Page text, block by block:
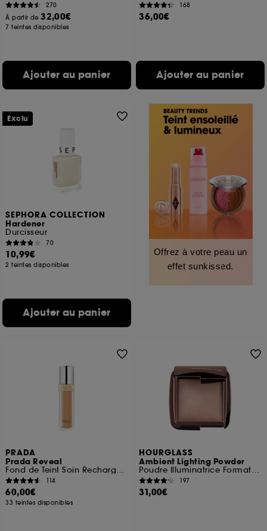
270
À partir de32,00€
7 teintes disponibles
Ajouter au panier
168
36,00€
Ajouter au panier
SEPHORA COLLECTION
Hardener
Durcisseur
70
10,99€
2 teintes disponibles
Ajouter au panier
Exclu
Offrez à votre peau un
effet sunkissed.
PRADA
Prada Reveal
Fond de Teint Soin Rechargeable Tenue 24h Fini Mat Naturel
114
60,00€
33 teintes disponibles
HOURGLASS
Ambient Lighting Powder
Poudre Illuminatrice Format Voyage
197
31,00€